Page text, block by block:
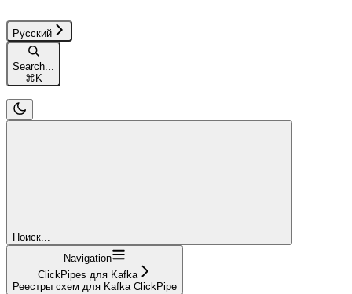
Русский
Search...
⌘ K
Поиск...
Navigation
ClickPipes для Kafka
Реестры схем для Kafka ClickPipe